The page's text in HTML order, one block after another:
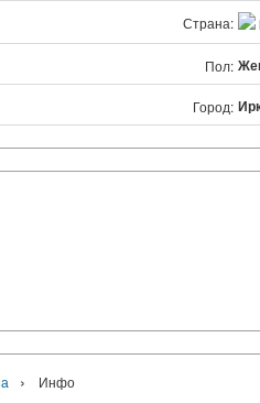
Страна:
Пол:
Город:
› Инфо